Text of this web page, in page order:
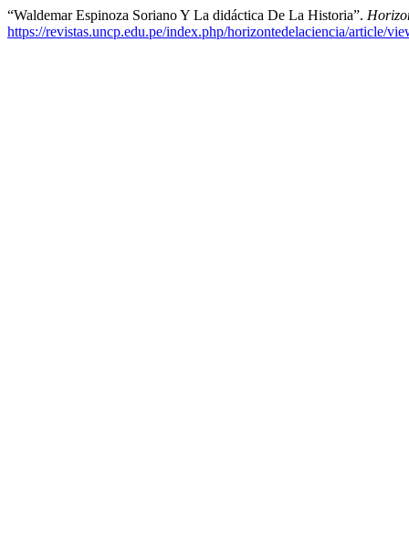
“Waldemar Espinoza Soriano Y La didáctica De La Historia”.
https://revistas.uncp.edu.pe/index.php/horizontedelaciencia/article/